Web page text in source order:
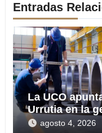
Entradas
La UCO
Urrutia en la
Tubos
agosto 4, 2026